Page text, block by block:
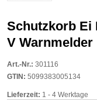
Schutzkorb Ei
V Warnmelder
Art.-Nr.: 301116
GTIN: 5099383005134
Lieferzeit: 1 - 4 Werktage